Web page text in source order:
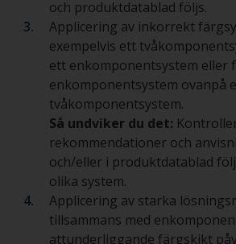
och produktdatablad följs.
Applicering av inkorrekt
exempelvis ett
ett enkomponentsystem eller
enkomponentsystem ovanpå
tvåkomponentsystem.
Så undviker du det:
rekommendationer och
och/eller i produktdatablad
olika system.
Applicering av starka
tillsammans med
attunderliggande färgskikt